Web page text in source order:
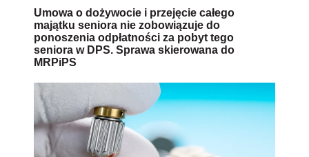
Umowa o dożywocie i przejęcie całego
majątku seniora nie zobowiązuje do
ponoszenia odpłatności za pobyt tego
seniora w DPS. Sprawa skierowana do
MRPiPS